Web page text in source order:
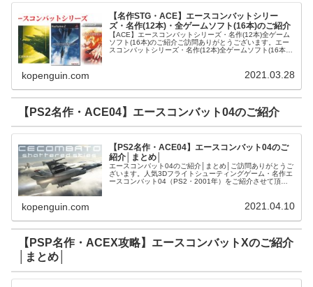
【名作STG・ACE】エースコンバットシリー
ズ・名作(12本)・全ゲームソフト(16本)のご紹介
【ACE】エースコンバットシリーズ・名作(12本)全ゲーム
ソフト(16本)のご紹介ご訪問ありがとうございます。エー
スコンバットシリーズ・名作(12本)全ゲームソフト(16本)
kopenguin.com 2021.03.28
【PS2名作・ACE04】エースコンバット04のご紹介
【PS2名作・ACE04】エースコンバット04のご
紹介│まとめ│
エースコンバット04のご紹介│まとめ│ご訪問ありがとうご
ざいます。人気3Dフライトシューティングゲーム・名作エ
ースコンバット04（PS2・2001年）をご紹介させて頂き
kopenguin.com 2021.04.10
【PSP名作・ACEX攻略】エースコンバットXのご紹介
│まとめ│